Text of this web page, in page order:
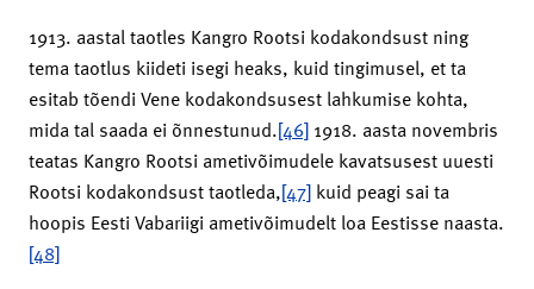
1913. aastal taotles Kangro Rootsi kodakondsust ning
tema taotlus kiideti isegi heaks, kuid tingimusel, et ta
esitab tõendi Vene kodakondsusest lahkumise kohta,
mida tal saada ei õnnestunud.[46] 1918. aasta novembris
teatas Kangro Rootsi ametivõimudele kavatsusest uuesti
Rootsi kodakondsust taotleda,[47] kuid peagi sai ta
hoopis Eesti Vabariigi ametivõimudelt loa Eestisse naasta.
[48]